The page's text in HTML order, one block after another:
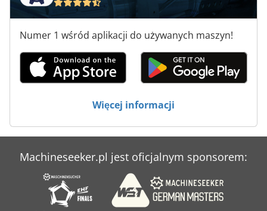
Maszyny Do Gięcia
Maszyny Do Obróbki Drewna
Maszyny Do Powlekania
Narzędzie Do Gięcia
Prasy Do Gięcia
Steko Prasa Do Forniru
System Gaz Drzewny
Numer 1 wśród aplikacji do używanych maszyn!
Więcej informacji
Machineseeker.pl jest oficjalnym sponsorem: